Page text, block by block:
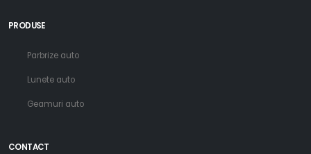
PRODUSE
Parbrize auto
Lunete auto
Geamuri auto
CONTACT